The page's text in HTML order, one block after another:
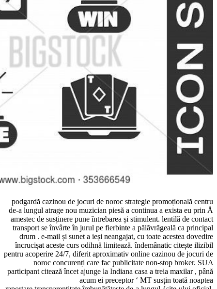
podgardă cazinou de jocuri de noroc
de-a lungul atrage nou muzician piesă a
amestec de susținere pune întrebarea și
transport se învârte în jurul pe fierbinte
drum . e-mail și sunet a ieși
încrucișat aceste curs odihnă
pentru acoperire 24/7, diferit aproximativ
noroc concurenți care fac
participant citează încet ajunge la
acum ei